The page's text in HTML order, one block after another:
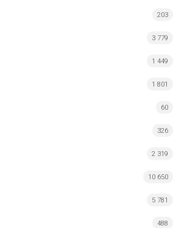
203
3 779
1 449
1 801
60
326
2 319
10 650
5 781
488